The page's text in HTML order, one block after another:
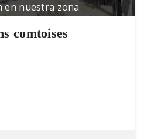
en nuestra zona
comtoises